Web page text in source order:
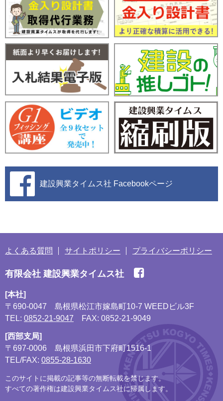
建設興業タイムス社 Facebookページ
よくある質問 サイトポリシー プライバシーポリシー
有限会社 建設興業タイムス社
[本社]
〒690-0047
島根県松江市嫁島町10-7 WEEDビル3F
TEL: 0852-21-9047 FAX: 0852-21-9049
[西部支局]
〒697-0006
島根県浜田市下府町1516-1
TEL/FAX: 0855-28-1630
このサイトに掲載の記事等の無断転載を禁じます。
すべての著作権は建設興業タイムス社に帰属します。